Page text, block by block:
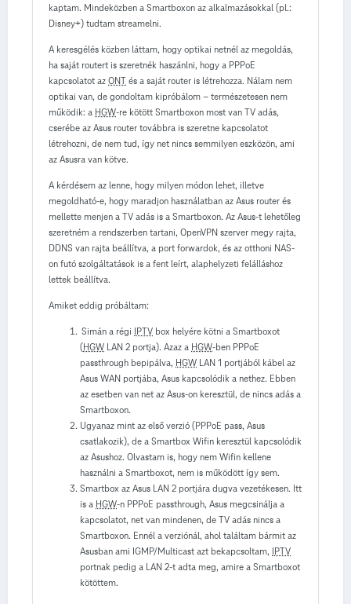
kaptam. Mindeközben a Smartboxon az alkalmazásokkal (pl.:
Disney+) tudtam streamelni.
A keresgélés közben láttam, hogy optikai netnél az megoldás,
ha saját routert is szeretnék haszánlni, hogy a PPPoE
kapcsolatot az ONT és a saját router is létrehozza. Nálam nem
optikai van, de gondoltam kipróbálom – természetesen nem
működik: a HGW-re kötött Smartboxon most van TV adás,
cserébe az Asus router továbbra is szeretne kapcsolatot
létrehozni, de nem tud, így net nincs semmilyen eszközön, ami
az Asusra van kötve.
A kérdésem az lenne, hogy milyen módon lehet, illetve
megoldható-e, hogy maradjon használatban az Asus router és
mellette menjen a TV adás is a Smartboxon. Az Asus-t lehetőleg
szeretném a rendszerben tartani, OpenVPN szerver megy rajta,
DDNS van rajta beállítva, a port forwardok, és az otthoni NAS-
on futó szolgáltatások is a fent leírt, alaphelyzeti felálláshoz
lettek beállítva.
Amiket eddig próbáltam:
Simán a régi IPTV box helyére kötni a Smartboxot
(HGW LAN 2 portja). Azaz a HGW-ben PPPoE
passthrough bepipálva, HGW LAN 1 portjából kábel az
Asus WAN portjába, Asus kapcsolódik a nethez. Ebben
az esetben van net az Asus-on keresztül, de nincs adás a
Smartboxon.
Ugyanaz mint az első verzió (PPPoE pass, Asus
csatlakozik), de a Smartbox Wifin keresztül kapcsolódik
az Asushoz. Olvastam is, hogy nem Wifin kellene
használni a Smartboxot, nem is működött így sem.
Smartbox az Asus LAN 2 portjára dugva vezetékesen. Itt
is a HGW-n PPPoE passthrough, Asus megcsinálja a
kapcsolatot, net van mindenen, de TV adás nincs a
Smartboxon. Ennél a verziónál, ahol találtam bármit az
Asusban ami IGMP/Multicast azt bekapcsoltam, IPTV
portnak pedig a LAN 2-t adta meg, amire a Smartboxot
kötöttem.